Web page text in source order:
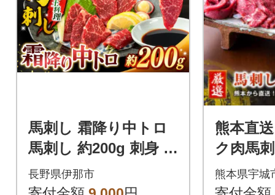
馬刺し 霜降り中トロ
馬刺し 約200g 刺身 冷
凍 小分け 伊那 信州
【009-55】
長野県伊那市
熊本直
ク肉馬
トロ
gセット
熊本県宇城